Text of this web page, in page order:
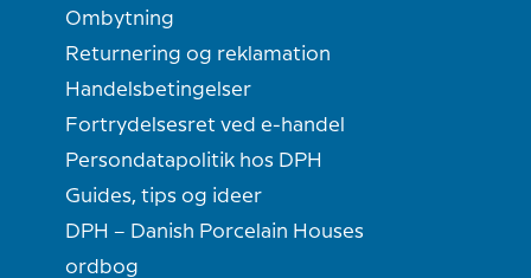
Ombytning
Returnering og reklamation
Handelsbetingelser
Fortrydelsesret ved e-handel
Persondatapolitik hos DPH
Guides, tips og ideer
DPH – Danish Porcelain Houses
ordbog